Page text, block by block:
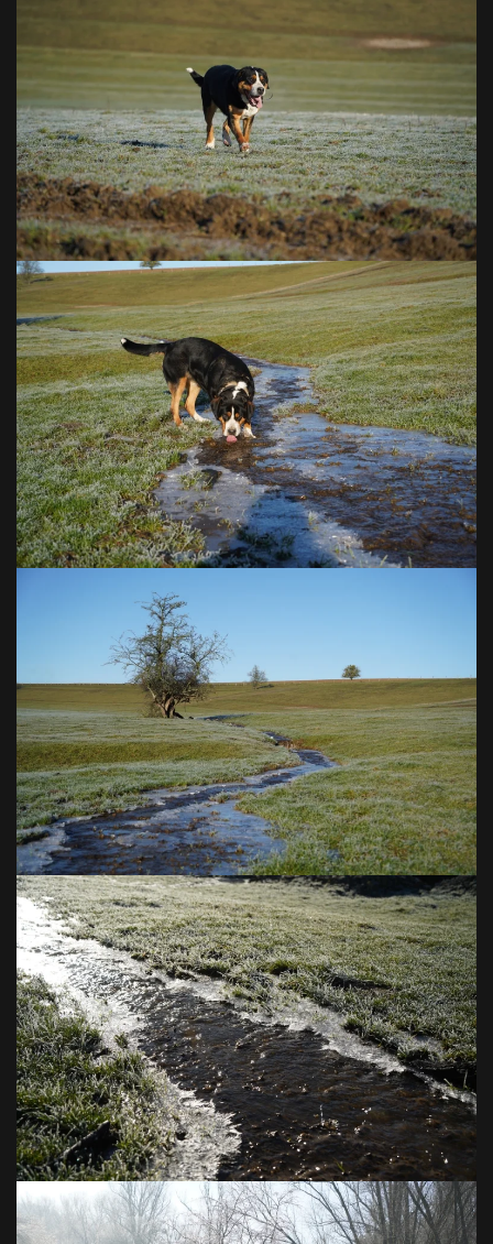
VOIR EN GRAND
VOIR EN GRAND
VOIR EN GRAND
VOIR EN GRAND